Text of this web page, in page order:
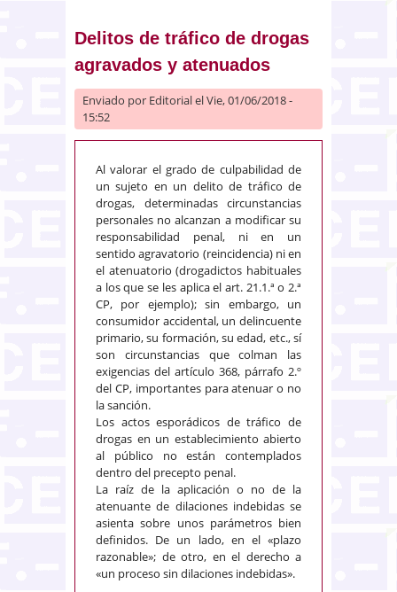
contra la seguridad vial
Delitos de tráfico de drogas
agravados y atenuados
Enviado por Editorialel Vie, 01/06/2018 -
15:52
Al valorar el grado de culpabilidad de
un sujeto en un delito de tráfico de
drogas, determinadas circunstancias
personales no alcanzan a modificar su
responsabilidad penal, ni en un
sentido agravatorio (reincidencia) ni en
el atenuatorio (drogadictos habituales
a los que se les aplica el art. 21.1.ª o 2.ª
CP, por ejemplo); sin embargo, un
consumidor accidental, un delincuente
primario, su formación, su edad, etc., sí
son circunstancias que colman las
exigencias del artículo 368, párrafo 2.º
del CP, importantes para atenuar o no
la sanción.
Los actos esporádicos de tráfico de
drogas en un establecimiento abierto
al público no están contemplados
dentro del precepto penal.
La raíz de la aplicación o no de la
atenuante de dilaciones indebidas se
asienta sobre unos parámetros bien
definidos. De un lado, en el «plazo
razonable»; de otro, en el derecho a
«un proceso sin dilaciones indebidas».